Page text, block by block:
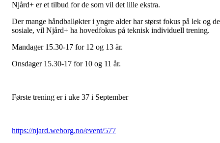
Njård+ er et tilbud for de som vil det lille ekstra.
Der mange håndballøkter i yngre alder har størst fokus på lek og
sosiale, vil Njård+ ha hovedfokus på teknisk individuell trening.
Mandager 15.30-17 for 12 og 13 år.
Onsdager 15.30-17 for 10 og 11 år.
Første trening er i uke 37 i September
https://njard.weborg.no/event/577